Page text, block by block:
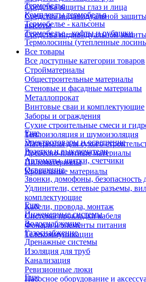
Средства защиты глаз и лица
Средства индивидуальной
высоты
Средства индивидуальной
Термобелье
Комплекты термобелья
Термобелье - кальсоны
Термобелье - кофты и рубашки
Термолосины (утепленные
Все товары
Все доступные категории товаров
Стройматериалы
Общестроительные материалы
Стеновые и фасадные материалы
Металлопрокат
Винтовые сваи и комплектующие
Заборы и ограждения
Сухие строительные смеси и
Теплоизоляция и шумоизоляция
Материалы для сухого
Древесно-плитные материалы
Пиломатериалы
Кровельные материалы
Еще
Электротовары и освещение
Розетки и выключатели
Автоматы, щитки, счетчики
Освещение
Звонки, домофоны, безопасность
Удлинители, сетевые разъемы,
комплектующие
Кабели, провода, монтаж
Системы прокладки кабеля
Фонари и элементы питания
Телекоммуникации
Еще
Инженерные системы
Водоснабжение
Газоснабжение
Дренажные системы
Изоляция для труб
Канализация
Ревизионные люки
Насосное оборудование и
Еще